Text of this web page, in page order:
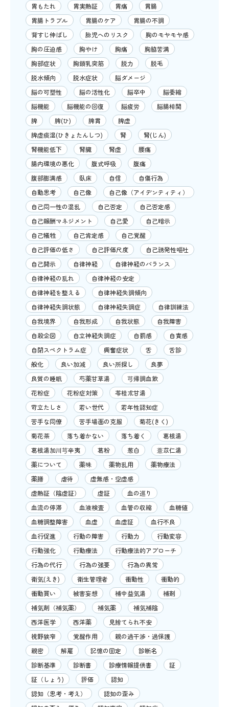
胃もたれ
胃実熱証 胃痛
胃腸
胃腸トラブル
胃腸のケア
胃腸の不調
背すじ伸ばし
胎児へのリスク
胸のモヤモヤ感
胸の圧迫感
胸やけ 胸痛
胸脇苦満
胸部症状
胸鎖乳突筋 脱力
脱毛
脱水傾向
脱水症状
脳ダメージ
脳の可塑性
脳の活性化 脳卒中
脳委縮
脳機能
脳機能の回復 脳疲労
脳腸相関
脾
脾(ひ) 脾胃
脾虚
脾虚痰湿(ひきょたんしつ)
腎
腎(じん)
腎機能低下
腎臓 腎虚
腰痛
腸内環境の悪化
腹式呼吸
腹痛
腹部膨満感
臥床 自信
自傷行為
自動思考
自己像
自己像（アイデンティティ）
自己同一性の混乱
自己否定
自己否定感
自己報酬マネジメント
自己愛
自己暗示
自己犠牲
自己肯定感
自己覚醒
自己評価の低さ
自己評価尺度
自己誘発性嘔吐
自己開示
自律神経
自律神経のバランス
自律神経の乱れ
自律神経の安定
自律神経を整える
自律神経失調傾向
自律神経失調状態
自律神経失調症
自律訓練法
自我境界
自我形成 自我状態
自我障害
自殺企図
自立神経失調症 自罰感
自責感
自閉スペクトラム症
興奮症状 舌
舌診
般化
良い加減 良い所探し
良夢
良質の睡眠
芍薬甘草湯
芎帰調血飲
花粉症
花粉症対策
苓桂朮甘湯
苛立たしさ
若い世代
若年性認知症
苦手な同僚
苦手場面の克服
菊花(きく)
菊花茶
落ち着かない 落ち着く
葛根湯
葛根湯加川芎辛夷
葛粉 葱白
薏苡仁湯
薬について
薬味 薬物乱用
薬物療法
薬膳
虐待
虚無感・空虚感
虚熱証（陰虚証）
虚証
血の巡り
血流の停滞
血液検査 血管の収縮
血糖値
血糖調整障害
血虚 血虚証
血行不良
血行促進
行動の障害 行動力
行動変容
行動強化
行動療法
行動療法的アプローチ
行為の代行
行為の強要
行為の異常
衛気(えき)
衛生管理者 衝動性
衝動的
衝動買い
被害妄想 補中益気湯
補剤
補気剤（補気薬）
補気薬
補気補陰
西洋医学
西洋薬
見捨てられ不安
視野狭窄
覚醒作用
親の過干渉・過保護
親密
解雇 記憶の固定
診断名
診断基準
診断書 診療情報提供書
証
証（しょう)
評価
認知
認知（思考・考え）
認知の歪み